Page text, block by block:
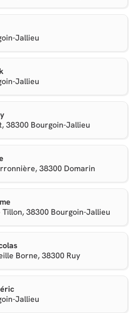
Jallieu
Jallieu
38300 Bourgoin-Jallieu
38300 Domarin
38300 Bourgoin-Jallieu
Borne, 38300 Ruy
Jallieu